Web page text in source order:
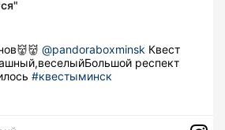
@pandoraboxminsk Квест
респект
#квестыминск